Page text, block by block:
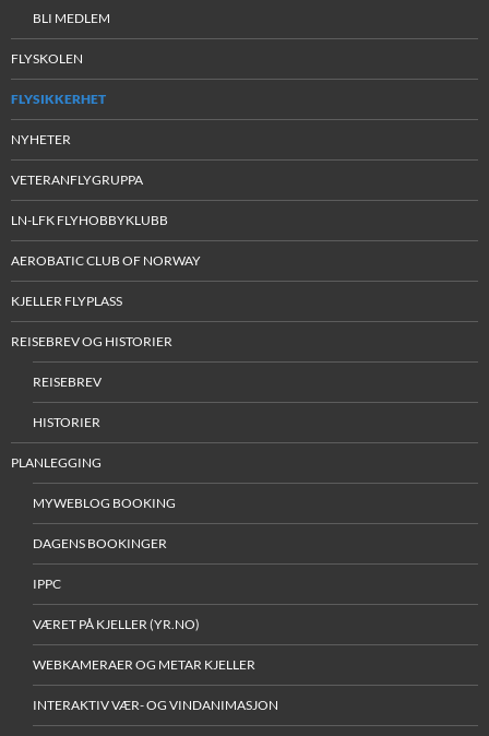
BLI MEDLEM
FLYSKOLEN
FLYSIKKERHET
NYHETER
VETERANFLYGRUPPA
LN-LFK FLYHOBBYKLUBB
AEROBATIC CLUB OF NORWAY
KJELLER FLYPLASS
REISEBREV OG HISTORIER
REISEBREV
HISTORIER
PLANLEGGING
MYWEBLOG BOOKING
DAGENS BOOKINGER
IPPC
VÆRET PÅ KJELLER (YR.NO)
WEBKAMERAER OG METAR KJELLER
INTERAKTIV VÆR- OG VINDANIMASJON